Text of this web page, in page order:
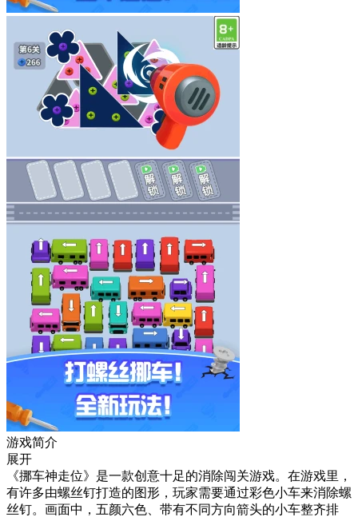
游戏简介
展开
《挪车神走位》是一款创意十足的消除闯关游戏。在游戏里，
有许多由螺丝钉打造的图形，玩家需要通过彩色小车来消除螺
丝钉。画面中，五颜六色、带有不同方向箭头的小车整齐排